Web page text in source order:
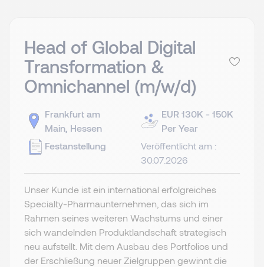
Head of Global Digital
Transformation &
Omnichannel (m/w/d)
Frankfurt am
Main, Hessen
Festanstellung
EUR 130K - 150K
Per Year
Veröffentlicht am :
30.07.2026
Unser Kunde ist ein international erfolgreiches
Specialty-Pharmaunternehmen, das sich im
Rahmen seines weiteren Wachstums und einer
sich wandelnden Produktlandschaft strategisch
neu aufstellt. Mit dem Ausbau des Portfolios und
der Erschließung neuer Zielgruppen gewinnt die